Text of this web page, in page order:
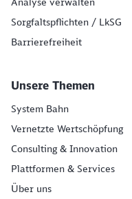
Sorgfaltspflichten / LkSG
Barrierefreiheit
Unsere Themen
System Bahn
Vernetzte Wertschöpfung
Consulting & Innovation
Plattformen & Services
Über uns